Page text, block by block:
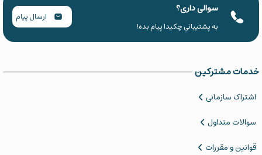
سوالی داری؟
به پشتیبانیِ چکیدا پیام بده!
ارسال پیام
خدمات مشترکین
اشتراک سازمانی
سوالات متداول
قوانین و مقررات